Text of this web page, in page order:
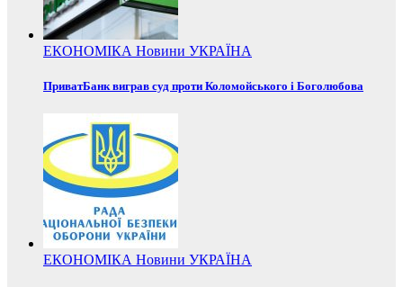
ЕКОНОМІКА Новини УКРАЇНА
ПриватБанк виграв суд проти Коломойського і Боголюбова
ЕКОНОМІКА Новини УКРАЇНА